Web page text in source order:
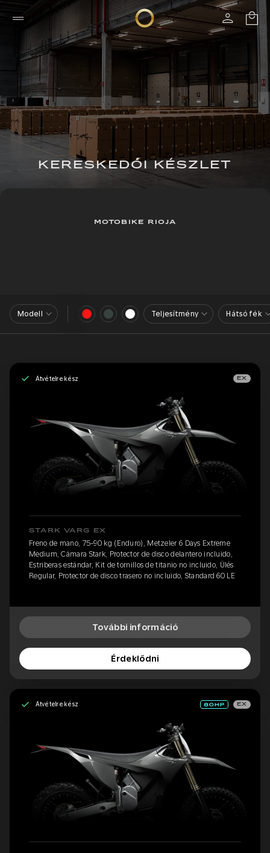
KERESKEDŐI KÉSZLET
MOTOBIKE RIOJA
Modell Teljesítmény Hátsó fék
Átvételre kész EX
STARK VARG EX
Freno de mano, 75-90 kg (Enduro), Metzeler 6 Days Extreme
Medium, Cámara Stark, Protector de disco delantero incluido,
Estriberas estándar, Kit de tornillos de titanio no incluido, Ülés
Regular, Protector de disco trasero no incluido, Standard 60 LE
További információ
Érdeklődni
Átvételre kész EX